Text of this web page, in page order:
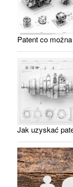
Patent co
Jak uzyskać